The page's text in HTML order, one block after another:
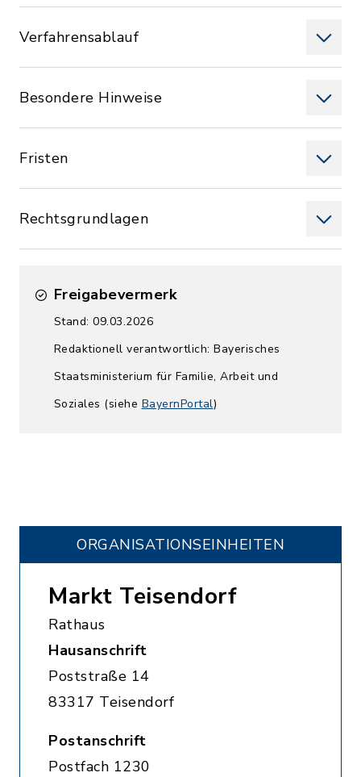
Verfahrensablauf
Besondere Hinweise
Fristen
Rechtsgrundlagen
Freigabevermerk
Stand: 09.03.2026
Redaktionell verantwortlich: Bayerisches
Staatsministerium für Familie, Arbeit und
Soziales (siehe BayernPortal)
ORGANISATIONS­EINHEITEN
Markt Teisendorf
Rathaus
Hausanschrift
Poststraße 14
83317 Teisendorf
Postanschrift
Postfach 1230